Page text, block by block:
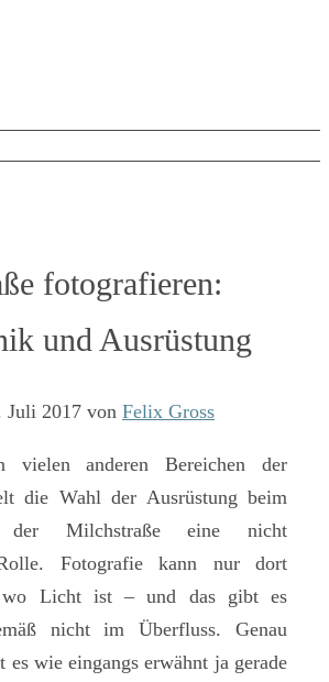
fotografieren:
und Ausrüstung
Juli 2017 von Felix Gross
vielen anderen Bereichen der
die Wahl der Ausrüstung beim
der Milchstraße eine nicht
Fotografie kann nur dort
wo Licht ist – und das gibt es
nicht im Überfluss. Genau
es wie eingangs erwähnt ja gerade